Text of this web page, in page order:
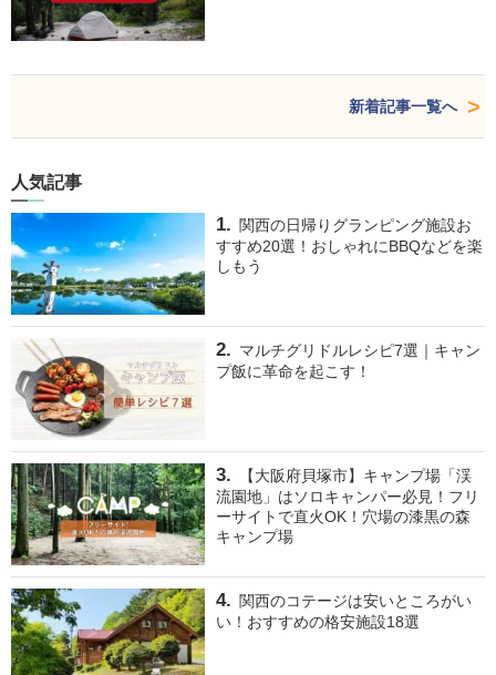
新着記事一覧へ
人気記事
関西の日帰りグランピング施設お
すすめ20選！おしゃれにBBQなどを楽
しもう
マルチグリドルレシピ7選｜キャン
プ飯に革命を起こす！
【大阪府貝塚市】キャンプ場「渓
流園地」はソロキャンパー必見！フリ
ーサイトで直火OK！穴場の漆黒の森
キャンプ場
関西のコテージは安いところがい
い！おすすめの格安施設18選